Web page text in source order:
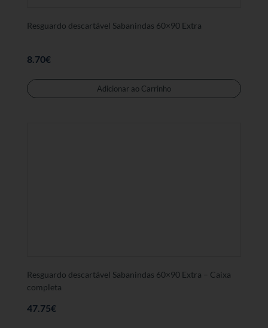
Resguardo descartável Sabanindas 60×90 Extra
8.70€
Adicionar ao Carrinho
Resguardo descartável Sabanindas 60×90 Extra – Caixa
completa
47.75€